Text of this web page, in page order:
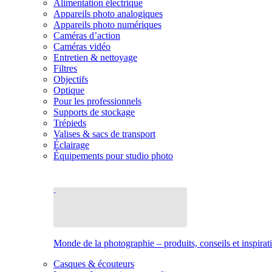
Alimentation électrique
Appareils photo analogiques
Appareils photo numériques
Caméras d’action
Caméras vidéo
Entretien & nettoyage
Filtres
Objectifs
Optique
Pour les professionnels
Supports de stockage
Trépieds
Valises & sacs de transport
Éclairage
Équipements pour studio photo
Monde de la photographie – produits, conseils et
Casques & écouteurs